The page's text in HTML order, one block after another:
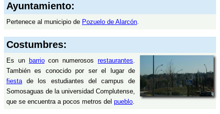
Ayuntamiento:
Pertenece al municipio de Pozuelo de Alarcón.
Costumbres:
Es un barriocon numerososrestaurantes.
También es conocido por ser el lugar de
fiestade los estudiantes del campus de
Somosaguas de la universidad Complutense,
que se encuentra a pocos metros del pueblo.